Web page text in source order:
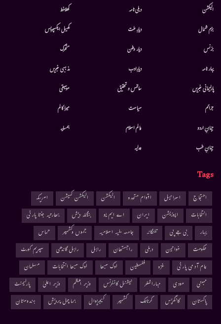
الیکشن
بزم شمال
بزنس
بہار نامہ
پارلیمانی خبریں
جرائم
جہانِ اردو
جہانِ طب
دہلی نامہ
دیارِ ملت
دیار وطن
دیارِادب
سائنس و تحقیق
سیاست
عالم اسلام
عدلیہ
کھلاخط
کھیل ایکسپریس
متحرك
مذہبی خبریں
موسيقى
میرا کالم
ہمسایہ
Tags
احتجاج اسرائیل اقوام متحدہ الیکشن الیکشن کمیشن
امریکہ
انتخابات
اپوزیشن ایران اے ایم یو بنگلہ دیش
بھارتیہ جنتا پارٹی
بہار
بی جے پی تلنگانہ جامعہ ملیہ اسلامیہ جموں وکشمیر
حماس
حکومت
خواتین دہلی راجستھان راہل راہل گاندھی
سپریم کورٹ
عام آدمی پارٹی
غزہ فلسطین لوک سبھا لوک سبھا انتخابات
مسلمان
ممبئی
مودی مہاراشٹر نیشنل کانفرنس وزیر اعظم وزیر اعلیٰ
پارلیمنٹ
پاکستان
کانگریس کرناٹک کشمیر کیجریوال ہماچل پردیش ہندوستان